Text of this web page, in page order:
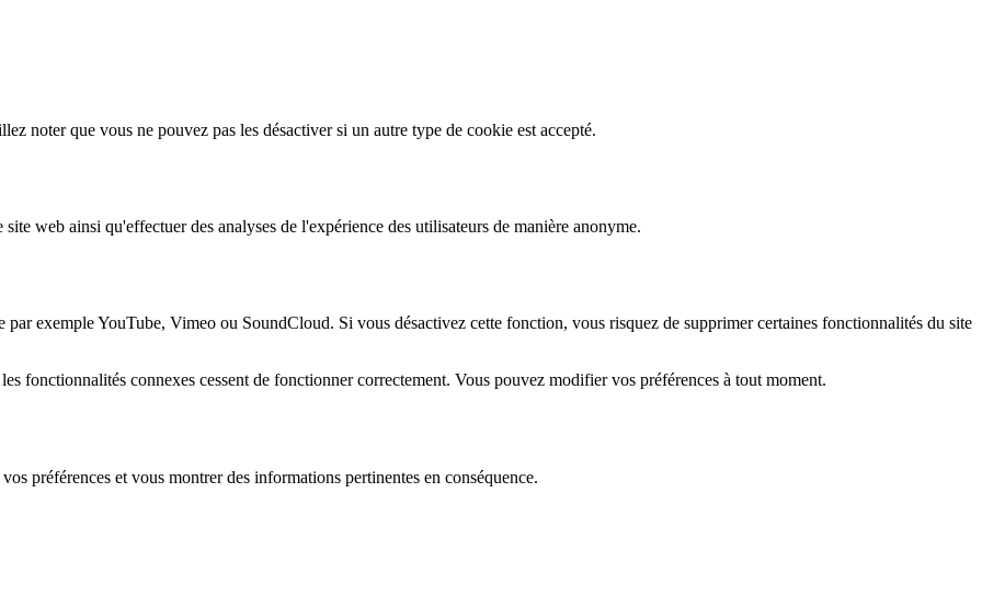
noter que vous ne pouvez pas les désactiver si un autre type de cookie est accepté.
web ainsi qu'effectuer des analyses de l'expérience des utilisateurs de manière anonyme.
exemple YouTube, Vimeo ou SoundCloud. Si vous désactivez cette fonction, vous risquez de supprimer certaines fonctionnalités du site
fonctionnalités connexes cessent de fonctionner correctement. Vous pouvez modifier vos préférences à tout moment.
préférences et vous montrer des informations pertinentes en conséquence.